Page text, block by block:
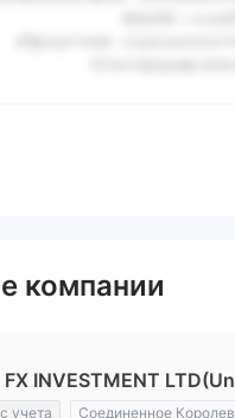
компании
FX INVESTMENT
учета Соединенное